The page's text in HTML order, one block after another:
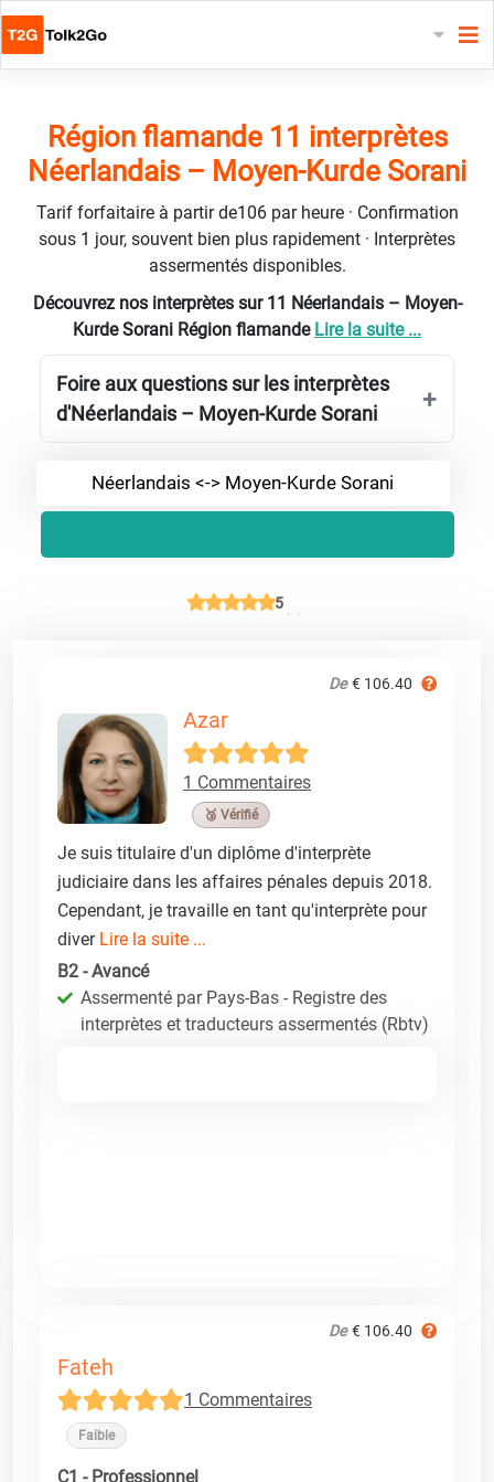
Région flamande 11 interprètes
Néerlandais – Moyen-Kurde Sorani
Tarif forfaitaire à partir de106 par heure · Confirmation
sous 1 jour, souvent bien plus rapidement · Interprètes
assermentés disponibles.
Découvrez nos interprètes sur 11 Néerlandais – Moyen-
Kurde Sorani Région flamande Lire la suite ...
Foire aux questions sur les interprètes
d'Néerlandais – Moyen-Kurde Sorani
Néerlandais <-> Moyen-Kurde Sorani
5
De € 106.40
Azar
1 Commentaires
🥉 Vérifié
Je suis titulaire d'un diplôme d'interprète
judiciaire dans les affaires pénales depuis 2018.
Cependant, je travaille en tant qu'interprète pour
diver Lire la suite ...
B2 - Avancé
Assermenté par Pays-Bas - Registre des
interprètes et traducteurs assermentés (Rbtv)
De € 106.40
Fateh
1 Commentaires
Faible
C1 - Professionnel